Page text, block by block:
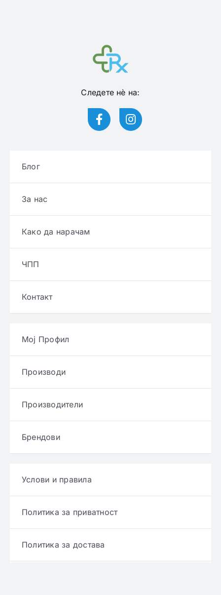
Следете нѐ на:
Блог
За нас
Како да нарачам
ЧПП
Контакт
Мој Профил
Производи
Производители
Брендови
Услови и правила
Политика за приватност
Политика за достава